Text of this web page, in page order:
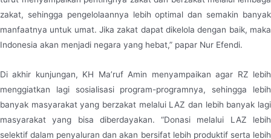
zakat, sehingga pengelolaannya lebih optimal dan semakin banyak
manfaatnya untuk umat. Jika zakat dapat dikelola dengan baik, maka
Indonesia akan menjadi negara yang hebat,” papar Nur Efendi.
Di akhir kunjungan, KH Ma’ruf Amin menyampaikan agar RZ lebih
menggiatkan lagi sosialisasi program-programnya, sehingga lebih
banyak masyarakat yang berzakat melalui LAZ dan lebih banyak lagi
masyarakat yang bisa diberdayakan. “Donasi melalui LAZ lebih
selektif dalam penyaluran dan akan bersifat lebih produktif serta lebih